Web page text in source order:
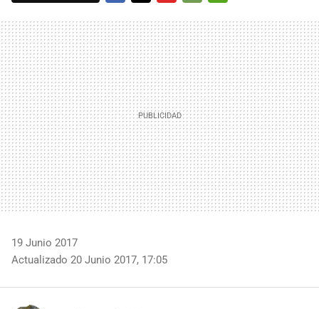
MAIL
19 Junio 2017
Actualizado 20 Junio 2017, 17:05